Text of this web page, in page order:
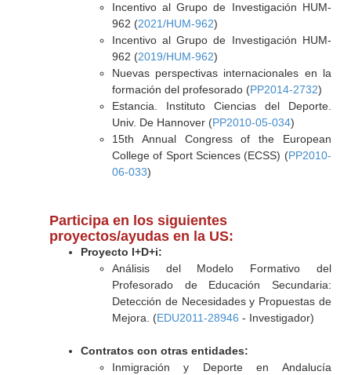
Incentivo al Grupo de Investigación HUM-
962 (2021/HUM-962)
Incentivo al Grupo de Investigación HUM-
962 (2019/HUM-962)
Nuevas perspectivas internacionales en la
formación del profesorado (PP2014-2732)
Estancia. Instituto Ciencias del Deporte.
Univ. De Hannover (PP2010-05-034)
15th Annual Congress of the European
College of Sport Sciences (ECSS) (PP2010-
06-033)
Participa en los siguientes
proyectos/ayudas en la US:
Proyecto I+D+i:
Análisis del Modelo Formativo del
Profesorado de Educación Secundaria:
Detección de Necesidades y Propuestas de
Mejora. (EDU2011-28946 - Investigador)
Contratos con otras entidades:
Inmigración y Deporte en Andalucía